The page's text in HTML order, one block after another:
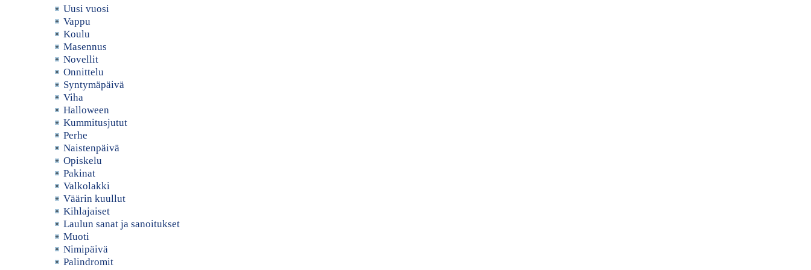
Uusi vuosi
Vappu
Koulu
Masennus
Novellit
Onnittelu
Syntymäpäivä
Viha
Halloween
Kummitusjutut
Perhe
Naistenpäivä
Opiskelu
Pakinat
Valkolakki
Väärin kuullut
Kihlajaiset
Laulun sanat ja sanoitukset
Muoti
Nimipäivä
Palindromit